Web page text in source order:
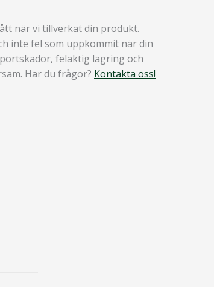
när vi tillverkat din produkt.
inte fel som uppkommit när din
felaktig lagring och
Har du frågor? Kontakta oss!